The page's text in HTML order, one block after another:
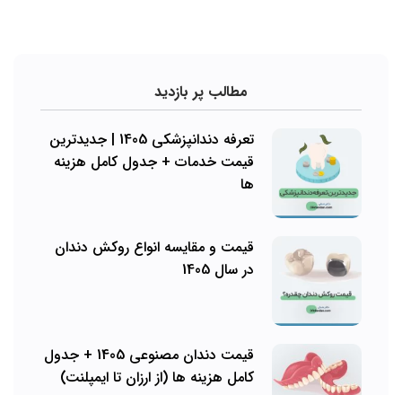
مطالب پر بازدید
تعرفه دندانپزشکی 1405 | جدیدترین
قیمت خدمات + جدول کامل هزینه
ها
قیمت و مقایسه انواع روکش دندان
در سال 1405
قیمت دندان مصنوعی 1405 + جدول
کامل هزینه ها (از ارزان تا ایمپلنت)